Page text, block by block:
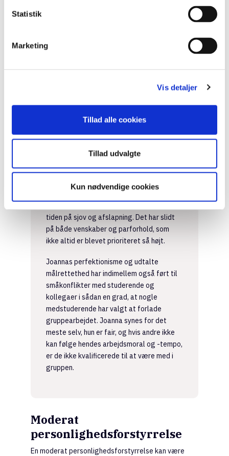
Statistik
Marketing
Vis detaljer
Tillad alle cookies
Tillad udvalgte
Kun nødvendige cookies
har hun søgt at få de højeste karakterer i
arbejdsproces. Når hun i gymnasiet og på
at skrive det meste på vegne af hele
gruppen for at sikre, at alt var perfekt.
Joanna har et par nære veninder og har
haft to længerevarende forhold, men
hendes tilværelse handler mest om at
være flittig med studierne og optjene
tiden på sjov og afslapning. Det har slidt
på både venskaber og parforhold, som
ikke altid er blevet prioriteret så højt.
Joannas perfektionisme og udtalte
målrettethed har indimellem også ført til
småkonflikter med studerende og
kollegaer i sådan en grad, at nogle
medstuderende har valgt at forlade
gruppearbejdet. Joanna synes for det
meste selv, hun er fair, og hvis andre ikke
kan følge hendes arbejdsmoral og -tempo,
er de ikke kvalificerede til at være med i
gruppen.
Moderat
personlighedsforstyrrelse
En moderat personlighedsforstyrrelse kan være